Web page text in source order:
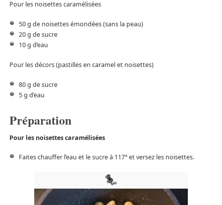
Pour les noisettes caramélisées
50 g de noisettes émondées (sans la peau)
20 g de sucre
10 g d’eau
Pour les décors (pastilles en caramel et noisettes)
80 g de sucre
5 g d’eau
Préparation
Pour les noisettes caramélisées
Faites chauffer l’eau et le sucre à 117° et versez les noisettes.